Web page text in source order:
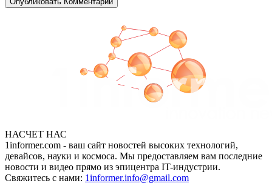
НАСЧЕТ НАС
1informer.com - ваш сайт новостей высоких технологий,
девайсов, науки и космоса. Мы предоставляем вам последние
новости и видео прямо из эпицентра IT-индустрии.
Свяжитесь с нами: 1informer.info@gmail.com